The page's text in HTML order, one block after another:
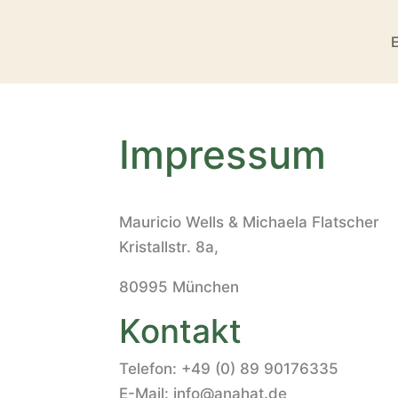
Impressum
Mauricio Wells & Michaela Flatscher
Kristallstr. 8a,
80995 München
Kontakt
Telefon: +49 (0) 89 90176335
E-Mail: info@anahat.de